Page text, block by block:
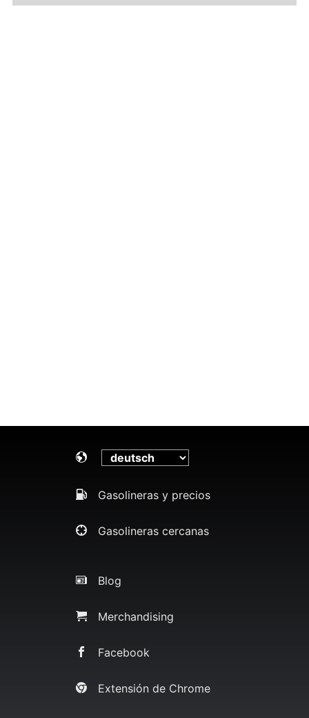
Gasolineras y precios
Gasolineras cercanas
Blog
Merchandising
Facebook
Extensión de Chrome